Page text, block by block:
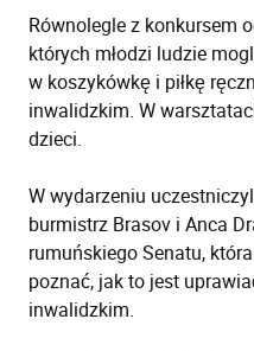
Równolegle z konkursem
których młodzi ludzie
w koszykówkę i piłkę
inwalidzkim. W
dzieci.
W wydarzeniu
burmistrz Brasov i Anca
rumuńskiego Senatu,
poznać, jak to jest
inwalidzkim.